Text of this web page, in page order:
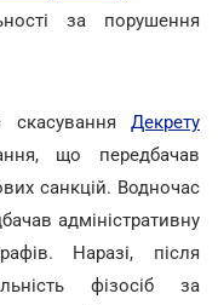
за порушення
Декрету
що передбачав
санкцій. Водночас
адміністративну
Наразі, після
фізосіб за